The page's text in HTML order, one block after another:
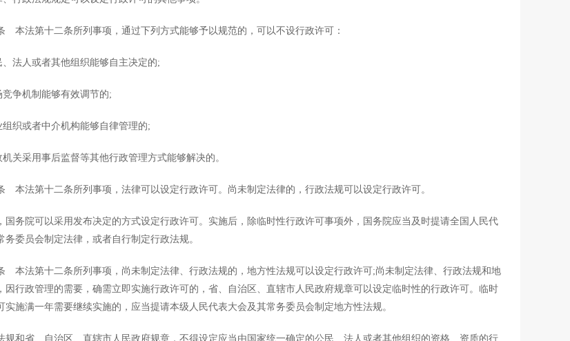
法第十二条所列事项，通过下列方式能够予以规范的，可以不设行政许可：
人或者其他组织能够自主决定的;
机制能够有效调节的;
或者中介机构能够自律管理的;
采用事后监督等其他行政管理方式能够解决的。
法第十二条所列事项，法律可以设定行政许可。尚未制定法律的，行政法规可以设定行政许可。
院可以采用发布决定的方式设定行政许可。实施后，除临时性行政许可事项外，国务院应当及时提请全国人民代
务委员会制定法律，或者自行制定行政法规。
法第十二条所列事项，尚未制定法律、行政法规的，地方性法规可以设定行政许可;尚未制定法律、行政法规和地
因行政管理的需要，确需立即实施行政许可的，省、自治区、直辖市人民政府规章可以设定临时性的行政许可。临时
实施满一年需要继续实施的，应当提请本级人民代表大会及其常务委员会制定地方性法规。
省、自治区、直辖市人民政府规章，不得设定应当由国家统一确定的公民、法人或者其他组织的资格、资质的行